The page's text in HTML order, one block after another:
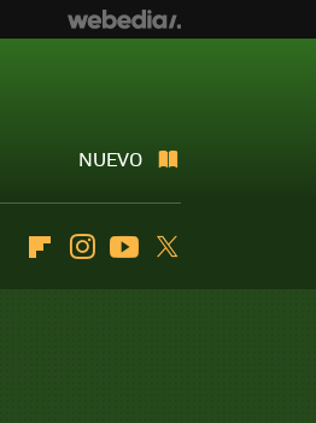
NUEVO
FlipboardInstagramYoutube